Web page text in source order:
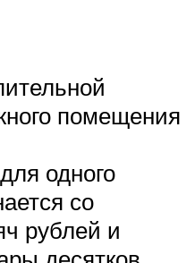
помещения
одного
со
рублей и